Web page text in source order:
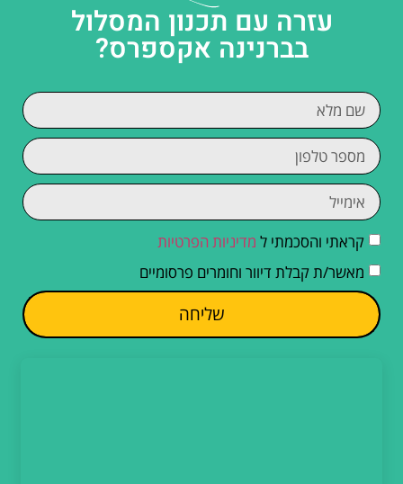
עזרה עם תכנון המסלול
בברנינה אקספרס?
קראתי והסכמתי ל מדיניות הפרטיות
מאשר/ת קבלת דיוור וחומרים פרסומיים
שליחה